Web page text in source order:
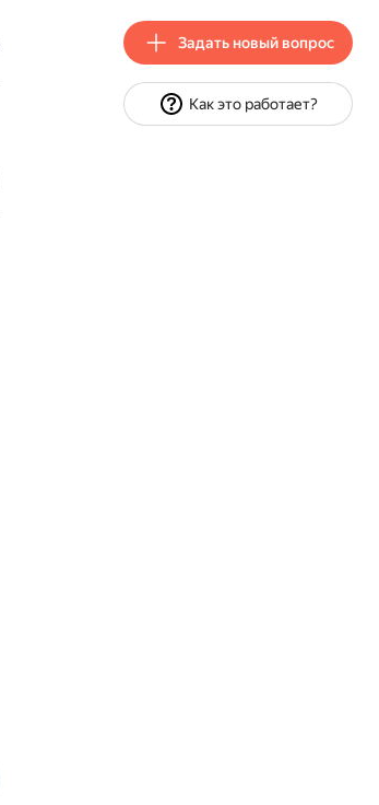
Задать новый вопрос
Как это работает?